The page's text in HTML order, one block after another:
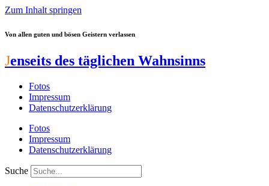
Zum Inhalt springen
Von allen guten und bösen Geistern verlassen
Jenseits des täglichen Wahnsinns
Fotos
Impressum
Datenschutzerklärung
Fotos
Impressum
Datenschutzerklärung
Suche